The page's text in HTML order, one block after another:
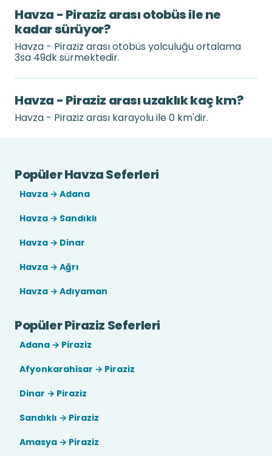
Havza - Piraziz arası otobüs ile ne
kadar sürüyor?
Havza - Piraziz arası otobüs yolculuğu ortalama
3sa 49dk sürmektedir.
Havza - Piraziz arası uzaklık kaç km?
Havza - Piraziz arası karayolu ile 0 km'dir.
Popüler Havza Seferleri
Havza → Adana
Havza → Sandıklı
Havza → Dinar
Havza → Ağrı
Havza → Adıyaman
Popüler Piraziz Seferleri
Adana → Piraziz
Afyonkarahisar → Piraziz
Dinar → Piraziz
Sandıklı → Piraziz
Amasya → Piraziz